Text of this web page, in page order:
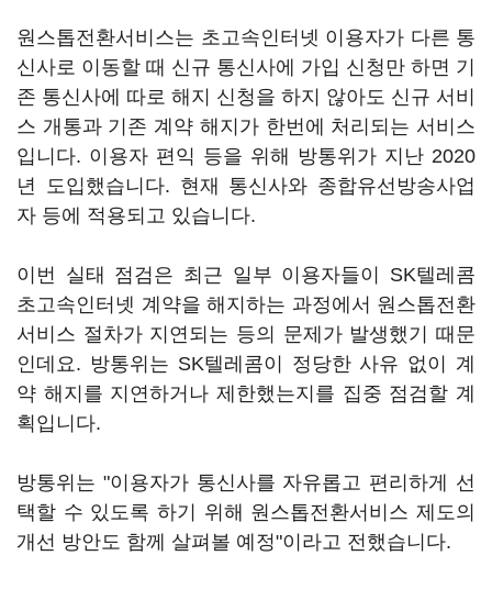
원스톱전환서비스는 초고속인터넷 이용자가 다른 통
신사로 이동할 때 신규 통신사에 가입 신청만 하면 기
존 통신사에 따로 해지 신청을 하지 않아도 신규 서비
스 개통과 기존 계약 해지가 한번에 처리되는 서비스
입니다. 이용자 편익 등을 위해 방통위가 지난 2020
년 도입했습니다. 현재 통신사와 종합유선방송사업
자 등에 적용되고 있습니다.
이번 실태 점검은 최근 일부 이용자들이 SK텔레콤
초고속인터넷 계약을 해지하는 과정에서 원스톱전환
서비스 절차가 지연되는 등의 문제가 발생했기 때문
인데요. 방통위는 SK텔레콤이 정당한 사유 없이 계
약 해지를 지연하거나 제한했는지를 집중 점검할 계
획입니다.
방통위는 "이용자가 통신사를 자유롭고 편리하게 선
택할 수 있도록 하기 위해 원스톱전환서비스 제도의
개선 방안도 함께 살펴볼 예정"이라고 전했습니다.